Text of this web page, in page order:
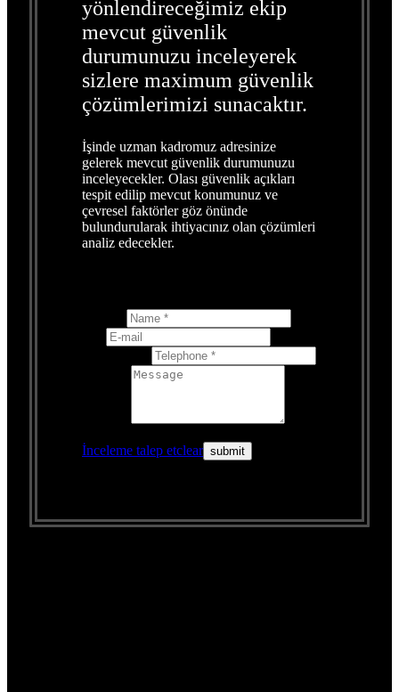
yönlendireceğimiz ekip
mevcut güvenlik
durumunuzu inceleyerek
sizlere maximum güvenlik
çözümlerimizi sunacaktır.
İşinde uzman kadromuz adresinize
gelerek mevcut güvenlik durumunuzu
inceleyecekler. Olası güvenlik açıkları
tespit edilip mevcut konumunuz ve
çevresel faktörler göz önünde
bulundurularak ihtiyacınız olan çözümleri
analiz edecekler.
İnceleme talep etclear